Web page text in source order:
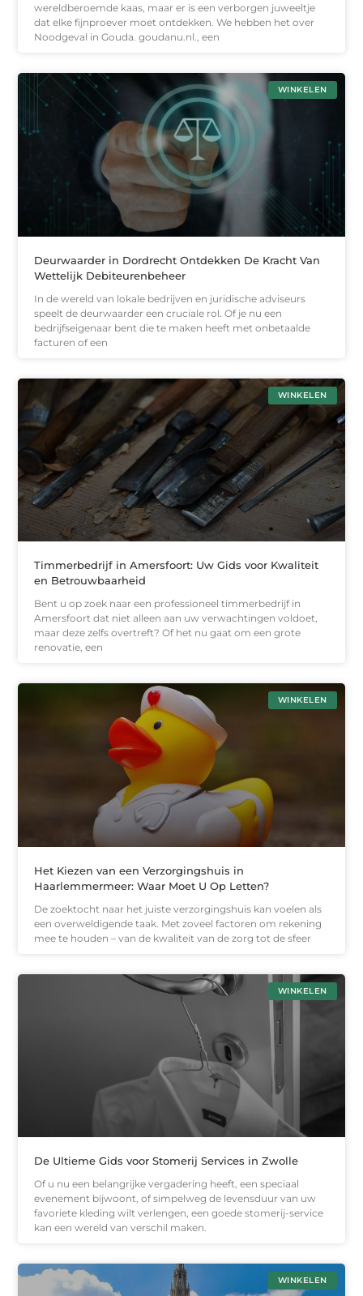
wereldberoemde kaas, maar er is een verborgen juweeltje
dat elke fijnproever moet ontdekken. We hebben het over
Noodgeval in Gouda. goudanu.nl., een
WINKELEN
Deurwaarder in Dordrecht Ontdekken De Kracht Van
Wettelijk Debiteurenbeheer
In de wereld van lokale bedrijven en juridische adviseurs
speelt de deurwaarder een cruciale rol. Of je nu een
bedrijfseigenaar bent die te maken heeft met onbetaalde
facturen of een
WINKELEN
Timmerbedrijf in Amersfoort: Uw Gids voor Kwaliteit
en Betrouwbaarheid
Bent u op zoek naar een professioneel timmerbedrijf in
Amersfoort dat niet alleen aan uw verwachtingen voldoet,
maar deze zelfs overtreft? Of het nu gaat om een grote
renovatie, een
WINKELEN
Het Kiezen van een Verzorgingshuis in
Haarlemmermeer: Waar Moet U Op Letten?
De zoektocht naar het juiste verzorgingshuis kan voelen als
een overweldigende taak. Met zoveel factoren om rekening
mee te houden – van de kwaliteit van de zorg tot de sfeer
WINKELEN
De Ultieme Gids voor Stomerij Services in Zwolle
Of u nu een belangrijke vergadering heeft, een speciaal
evenement bijwoont, of simpelweg de levensduur van uw
favoriete kleding wilt verlengen, een goede stomerij-service
kan een wereld van verschil maken.
WINKELEN